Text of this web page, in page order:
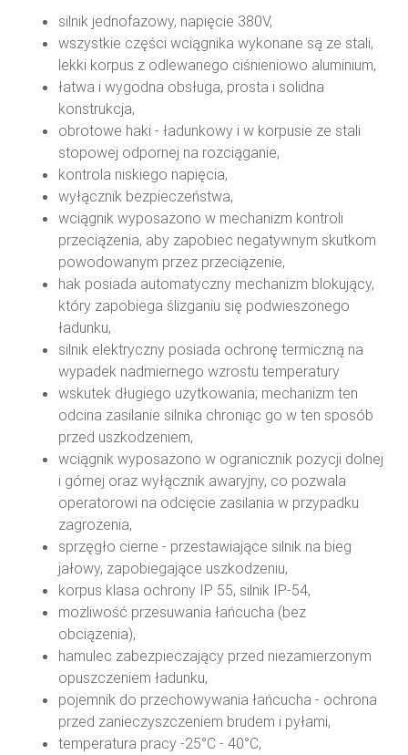
silnik jednofazowy, napięcie 380V,
wszystkie części wciągnika wykonane są ze stali,
lekki korpus z odlewanego ciśnieniowo aluminium,
łatwa i wygodna obsługa, prosta i solidna
konstrukcja,
obrotowe haki - ładunkowy i w korpusie ze stali
stopowej odpornej na rozciąganie,
kontrola niskiego napięcia,
wyłącznik bezpieczeństwa,
wciągnik wyposażono w mechanizm kontroli
przeciążenia, aby zapobiec negatywnym skutkom
powodowanym przez przeciążenie,
hak posiada automatyczny mechanizm blokujący,
który zapobiega ślizganiu się podwieszonego
ładunku,
silnik elektryczny posiada ochronę termiczną na
wypadek nadmiernego wzrostu temperatury
wskutek długiego użytkowania; mechanizm ten
odcina zasilanie silnika chroniąc go w ten sposób
przed uszkodzeniem,
wciągnik wyposażono w ogranicznik pozycji dolnej
i górnej oraz wyłącznik awaryjny, co pozwala
operatorowi na odcięcie zasilania w przypadku
zagrożenia,
sprzęgło cierne - przestawiające silnik na bieg
jałowy, zapobiegające uszkodzeniu,
korpus klasa ochrony IP 55, silnik IP-54,
możliwość przesuwania łańcucha (bez
obciążenia),
hamulec zabezpieczający przed niezamierzonym
opuszczeniem ładunku,
pojemnik do przechowywania łańcucha - ochrona
przed zanieczyszczeniem brudem i pyłami,
temperatura pracy -25°C - 40°C,